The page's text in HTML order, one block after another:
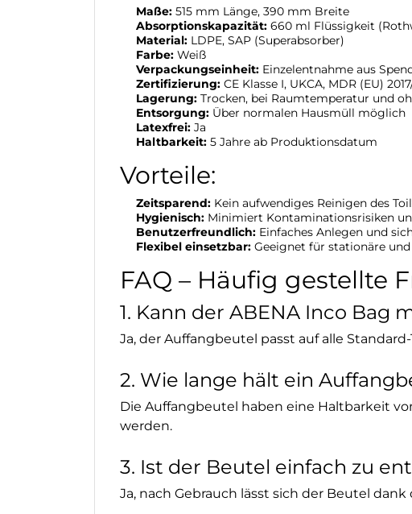
Maße: 515 mm Länge, 390 mm Breite
Absorptionskapazität: 660 ml Flüssigkeit
Material: LDPE, SAP (Superabsorber)
Farbe: Weiß
Verpackungseinheit: Einzelentnahme aus
Zertifizierung: CE Klasse I, UKCA, MDR (EU)
Lagerung: Trocken, bei Raumtemperatur und
Entsorgung: Über normalen Hausmüll möglich
Latexfrei: Ja
Haltbarkeit: 5 Jahre ab Produktionsdatum
Vorteile:
Zeitsparend: Kein aufwendiges Reinigen des
Hygienisch: Minimiert Kontaminationsrisiken
Benutzerfreundlich: Einfaches Anlegen und
Flexibel einsetzbar: Geeignet für stationäre
FAQ – Häufig gestellte
1. Kann der ABENA Inco
Ja, der Auffangbeutel passt auf alle
2. Wie lange hält ein
Die Auffangbeutel haben eine Haltbarkeit
werden.
3. Ist der Beutel einfach zu
Ja, nach Gebrauch lässt sich der Beutel